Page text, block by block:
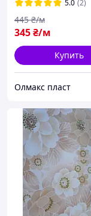
5.0 (2)
345₴/м
445 ₴/м
Купить
Олмакс пласт